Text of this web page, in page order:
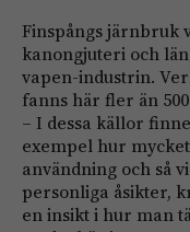
Finspångs järnbruk
kanongjuteri och
vapen-industrin.
fanns här fler än
– I dessa källor
exempel hur
användning och så
personliga åsikter,
en insikt i hur man